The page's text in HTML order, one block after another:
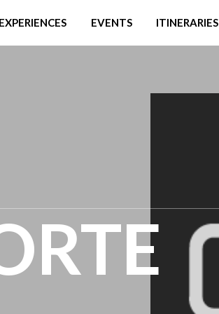
EXPERIENCES EVENTS ITINERARIES